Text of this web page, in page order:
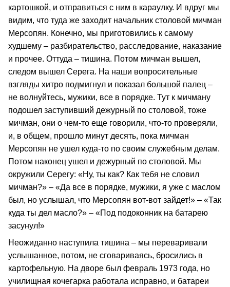
картошкой, и отправиться с ним в караулку. И вдруг мы
видим, что туда же заходит начальник столовой мичман
Мерсопян. Конечно, мы приготовились к самому
худшему – разбирательство, расследование, наказание
и прочее. Оттуда – тишина. Потом мичман вышел,
следом вышел Серега. На наши вопросительные
взгляды хитро подмигнул и показал большой палец –
не волнуйтесь, мужики, все в порядке. Тут к мичману
подошел заступивший дежурный по столовой, тоже
мичман, они о чем-то еще говорили, что-то проверяли,
и, в общем, прошло минут десять, пока мичман
Мерсопян не ушел куда-то по своим служебным делам.
Потом наконец ушел и дежурный по столовой. Мы
окружили Серегу: «Ну, ты как? Как тебя не словил
мичман?» – «Да все в порядке, мужики, я уже с маслом
был, но услышал, что Мерсопян вот-вот зайдет!» – «Так
куда ты дел масло?» – «Под подоконник на батарею
засунул!»
Неожиданно наступила тишина – мы переваривали
услышанное, потом, не сговариваясь, бросились в
картофельную. На дворе был февраль 1973 года, но
училищная кочегарка работала исправно, и батареи